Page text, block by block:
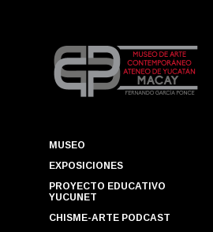
MUSEO
EXPOSICIONES
PROYECTO EDUCATIVO
YUCUNET
CHISME-ARTE PODCAST